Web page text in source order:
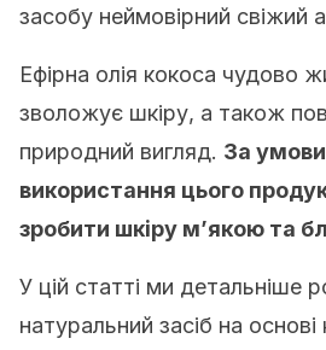
засобу неймовірний свіжий
Ефірна олія кокоса чудово
зволожує шкіру, а також
природний вигляд. За
використання цього
зробити шкіру м’якою та
У цій статті ми детальніше
натуральний засіб на основі